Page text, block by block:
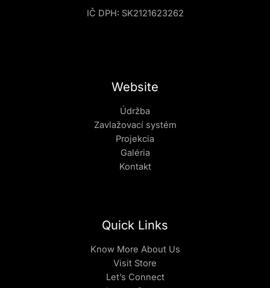
IČ DPH: SK2121623262
Website
Údržba
Zavlažovací systém
Projekcia
Galéria
Kontakt
Quick Links
Know More About Us
Visit Store
Let’s Connect